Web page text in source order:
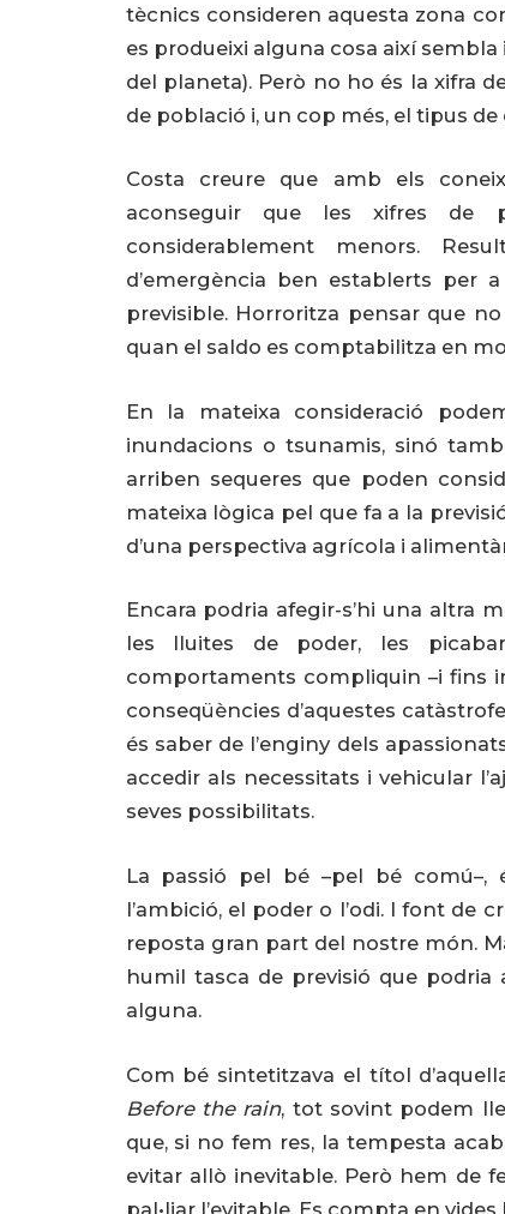
tècnics consideren aquesta zona
es produeixi alguna cosa així
del planeta). Però no ho és la xifra
de població i, un cop més, el tipus
Costa creure que amb els
aconseguir que les xifres de
considerablement menors.
d’emergència ben establerts per
previsible. Horroritza pensar que
quan el saldo es comptabilitza en
En la mateixa consideració
inundacions o tsunamis, sinó
arriben sequeres que poden
mateixa lògica pel que fa a la
d’una perspectiva agrícola i
Encara podria afegir-s’hi una altra
les lluites de poder, les
comportaments compliquin –i fins
conseqüències d’aquestes
és saber de l’enginy dels
accedir als necessitats i vehicular
seves possibilitats.
La passió pel bé –pel bé comú–,
l’ambició, el poder o l’odi. I font de
reposta gran part del nostre món.
humil tasca de previsió que podria
alguna.
Com bé sintetitzava el títol
Before the rain, tot sovint podem
que, si no fem res, la tempesta
evitar allò inevitable. Però hem de
pal•liar l’evitable. Es compta en